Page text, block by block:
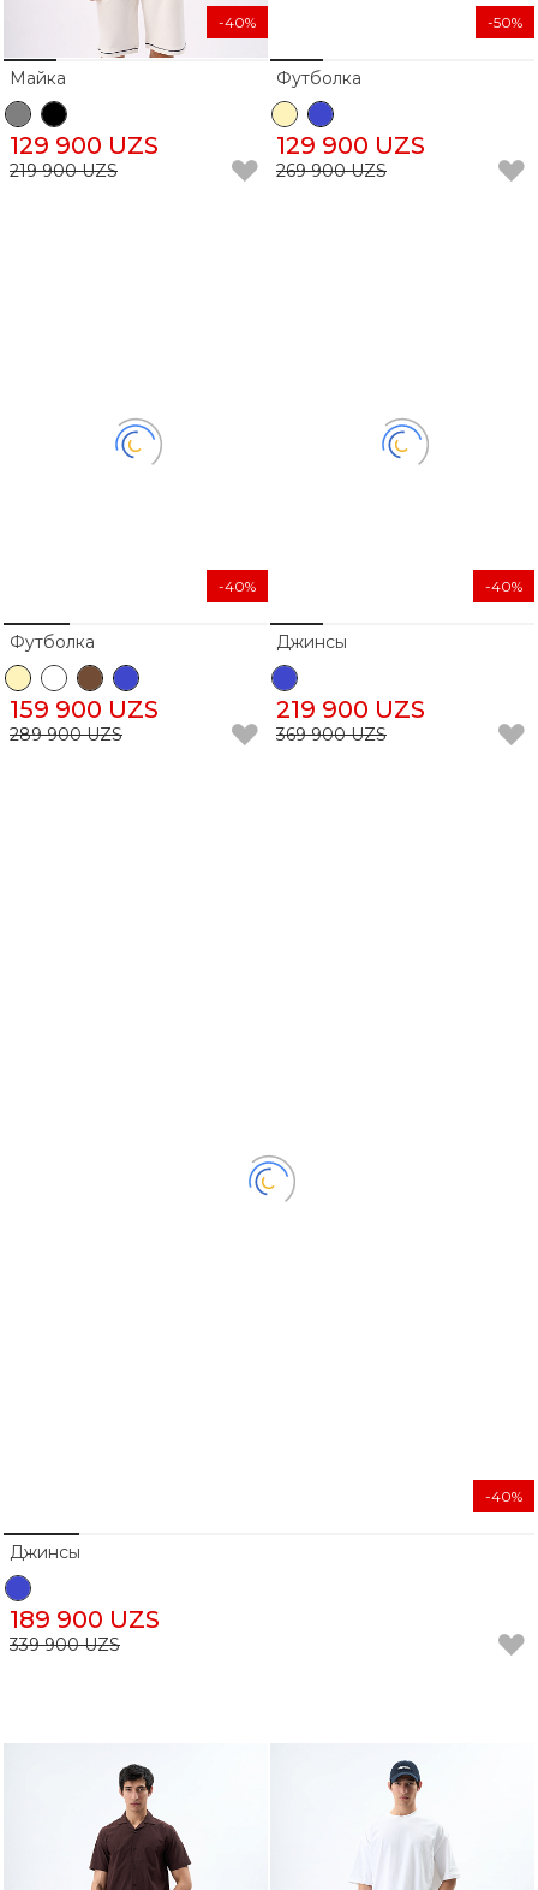
Майка
129 900 UZS
219 900 UZS
-40%
Футболка
129 900 UZS
269 900 UZS
-50%
Футболка
159 900 UZS
289 900 UZS
-40%
Джинсы
219 900 UZS
369 900 UZS
-40%
Джинсы
189 900 UZS
339 900 UZS
-40%